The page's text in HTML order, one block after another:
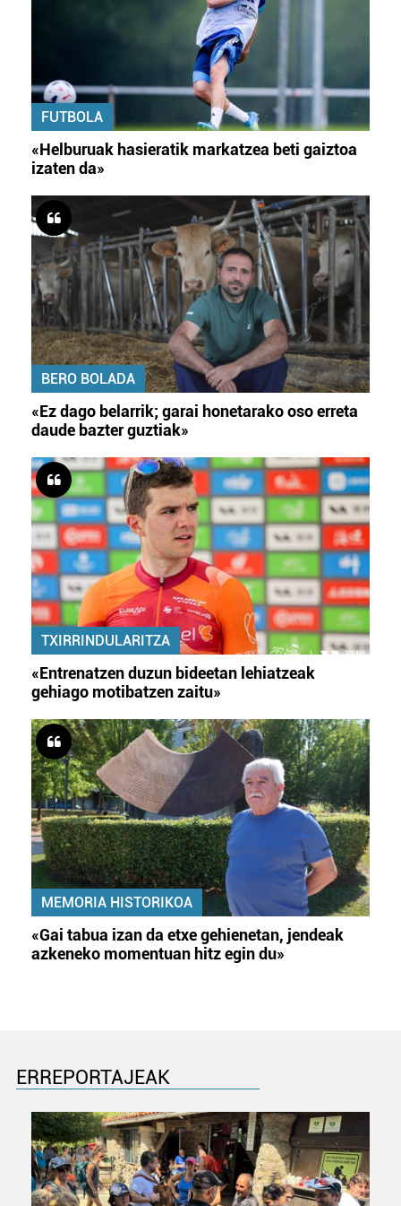
zerbitzuak hobetzeko asmoz, cookie teknologiaz
baliatzen gara. Ohar hau onartuz gero, teknologia hori
erabiltzeko baimen esplizitua ematen diguzu.
irakurri
FUTBOLA
«Helburuak hasieratik markatzea beti gaiztoa
izaten da»
BERO BOLADA
«Ez dago belarrik; garai honetarako oso erreta
daude bazter guztiak»
TXIRRINDULARITZA
«Entrenatzen duzun bideetan lehiatzeak
gehiago motibatzen zaitu»
MEMORIA HISTORIKOA
«Gai tabua izan da etxe gehienetan, jendeak
azkeneko momentuan hitz egin du»
ERREPORTAJEAK